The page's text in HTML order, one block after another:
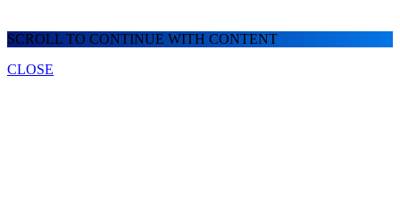
SCROLL TO CONTINUE WITH CONTENT
CLOSE